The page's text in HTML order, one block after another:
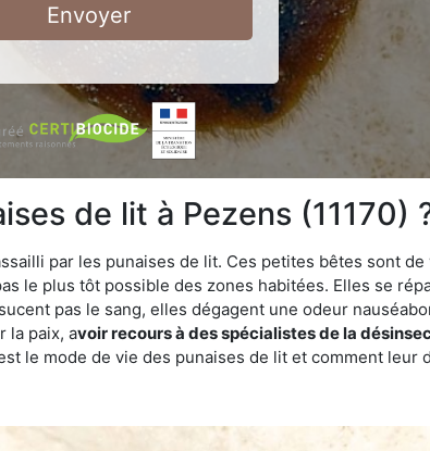
Envoyer
de lit à Pezens (11170)
par les punaises de lit. Ces petites bêtes sont
le plus tôt possible des zones habitées. Elles se
pas le sang, elles dégagent une odeur
la paix, avoir recours à des spécialistes de la
le mode de vie des punaises de lit et comment leur